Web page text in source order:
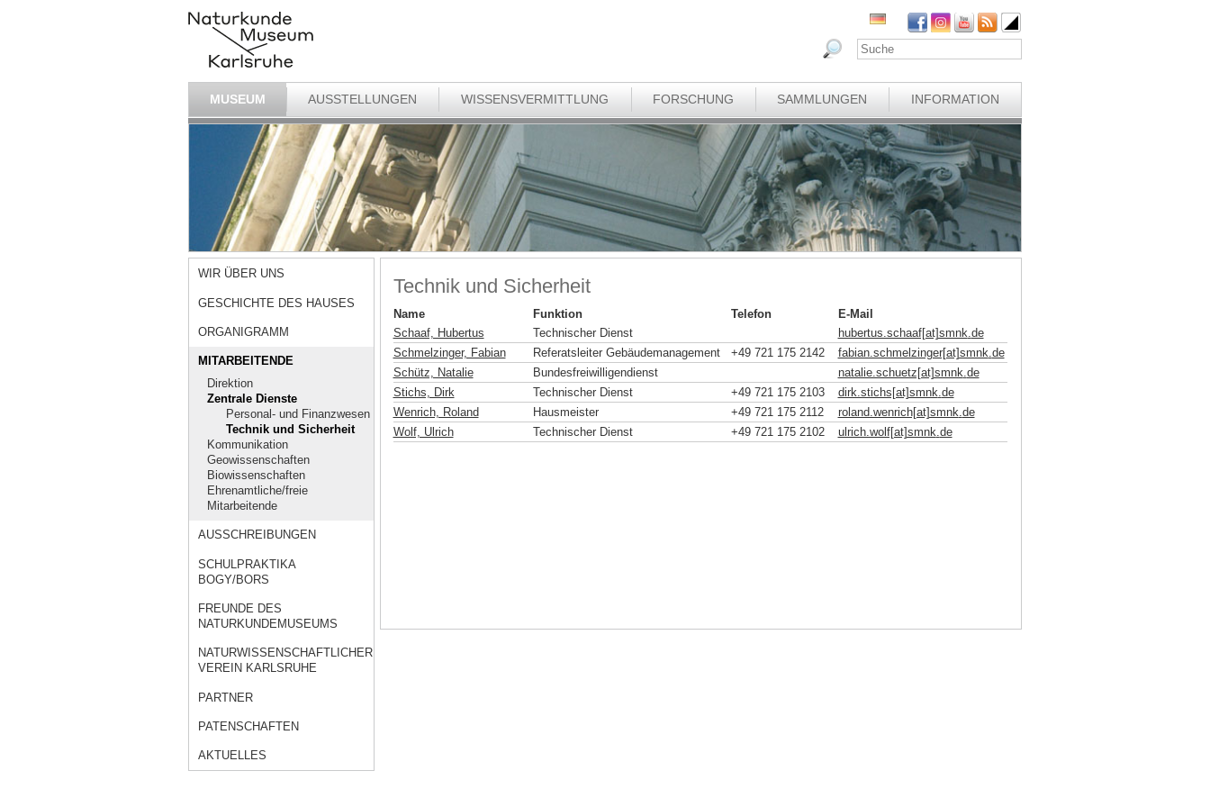
MUSEUM AUSSTELLUNGEN WISSENSVERMITTLUNG FORSCHUNG SAMMLUNGEN INFORMATION
WIR ÜBER UNS
GESCHICHTE DES HAUSES
ORGANIGRAMM
MITARBEITENDE
Direktion
Zentrale Dienste
Personal- und Finanzwesen
Technik und Sicherheit
Kommunikation
Geowissenschaften
Biowissenschaften
Ehrenamtliche/freie
Mitarbeitende
AUSSCHREIBUNGEN
SCHULPRAKTIKA
BOGY/BORS
FREUNDE DES
NATURKUNDEMUSEUMS
NATURWISSENSCHAFTLICHER
VEREIN KARLSRUHE
PARTNER
PATENSCHAFTEN
AKTUELLES
Technik und Sicherheit
Name Funktion Telefon
E-Mail
Schaaf, Hubertus
Technischer Dienst hubertus.schaaf[at]smnk.de
Schmelzinger, Fabian
Referatsleiter Gebäudemanagement +49 721 175 2142 fabian.schmelzinger[at]smnk.de
Schütz, Natalie
Bundesfreiwilligendienst natalie.schuetz[at]smnk.de
Stichs, Dirk
Technischer Dienst +49 721 175 2103 dirk.stichs[at]smnk.de
Wenrich, Roland
Hausmeister +49 721 175 2112 roland.wenrich[at]smnk.de
Wolf, Ulrich
Technischer Dienst +49 721 175 2102 ulrich.wolf[at]smnk.de